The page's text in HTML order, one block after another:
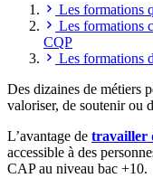
Les formations
Les formations
CQP
Les formations
Des dizaines de métiers
valoriser, de soutenir ou
L’avantage de travailler
accessible à des
CAP au niveau bac +10.